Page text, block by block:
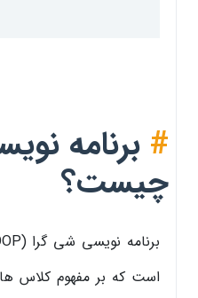
# برنامه
چیست؟
است که بر مفهوم کلاس